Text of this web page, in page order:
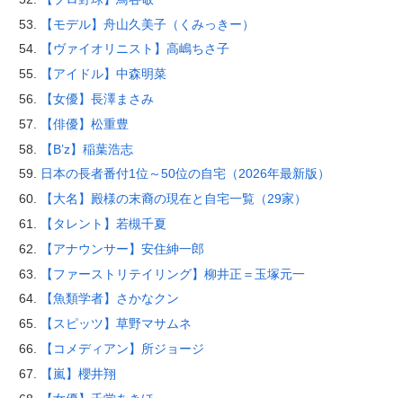
【モデル】舟山久美子（くみっきー）
【ヴァイオリニスト】高嶋ちさ子
【アイドル】中森明菜
【女優】長澤まさみ
【俳優】松重豊
【B’z】稲葉浩志
日本の長者番付1位～50位の自宅（2026年最新版）
【大名】殿様の末裔の現在と自宅一覧（29家）
【タレント】若槻千夏
【アナウンサー】安住紳一郎
【ファーストリテイリング】柳井正＝玉塚元一
【魚類学者】さかなクン
【スピッツ】草野マサムネ
【コメディアン】所ジョージ
【嵐】櫻井翔